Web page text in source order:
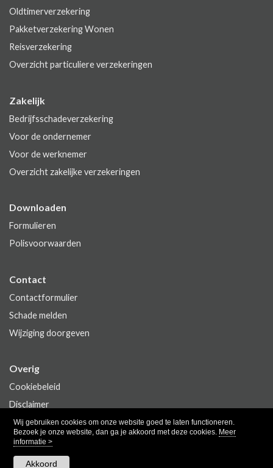
Wij gebruiken cookies om onze website goed te laten functioneren.
Bezoek je onze website, dan ga je akkoord met deze cookies. Meer
informatie >
Akkoord
Oldtimerverzekering
Pakketverzekering Wonen
Reisverzekering
Overzicht particuliere verzekeringen
Zakelijk
Bedrijfsschadeverzekering
Voor de ondernemer
Voor de werknemer
Overzicht zakelijke verzekeringen
Downloaden
Formulieren
Polisvoorwaarden
Contact
Contactformulier
Schade melden
Wijziging doorgeven
Overig
Cookiebeleid
Disclaimer
Privacy